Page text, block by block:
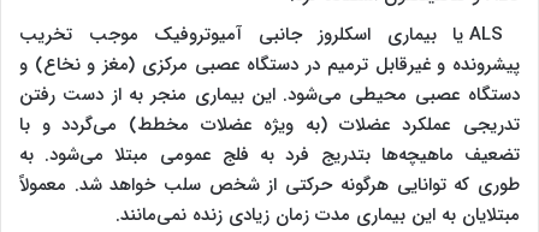
ALSیا بیماری اسکلروز جانبی آمیوتروفیک موجب تخریب
پیشرونده و غیرقابل ترمیم در دستگاه عصبی مرکزی (مغز و نخاع) و
دستگاه عصبی محیطی می‌شود. این بیماری منجر به از دست رفتن
تدریجی عملکرد عضلات (به ویژه عضلات مخطط) می‌گردد و با
تضعیف ماهیچه‌ها بتدریج فرد به فلج عمومی مبتلا می‌شود. به
طوری که توانایی هرگونه حرکتی از شخص سلب خواهد شد. معمولاً
مبتلایان به این بیماری مدت زمان زیادی زنده نمی‌مانند.